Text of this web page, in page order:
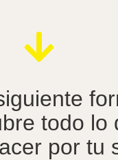
todo lo
por tu